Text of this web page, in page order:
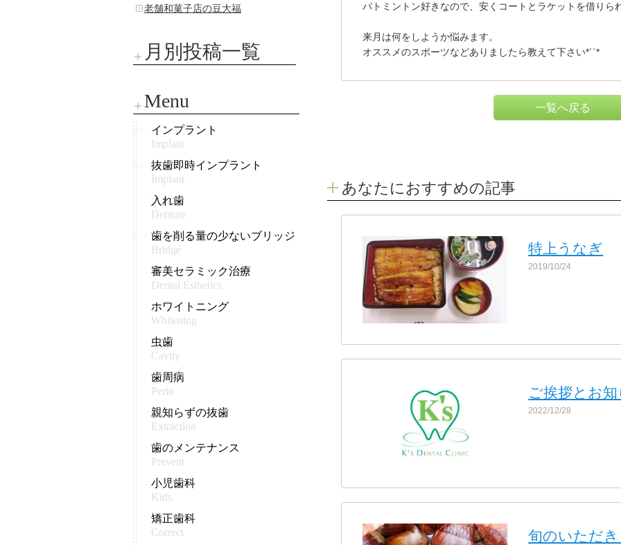
老舗和菓子店の豆大福
月別投稿一覧
Menu
インプラント
Implant
抜歯即時インプラント
Implant
入れ歯
Denture
歯を削る量の少ないブリッジ
Bridge
審美セラミック治療
Dental Esthetics
ホワイトニング
Whitening
虫歯
Cavity
歯周病
Perio
親知らずの抜歯
Extraction
歯のメンテナンス
Prevent
小児歯科
Kids
矯正歯科
Correct
バトミントン好きなので、安くコートとラケットを借り
来月は何をしようか悩みます。
オススメのスポーツなどありましたら教えて下さい*´`*
一覧へ戻る
あなたにおすすめの記事
特上うなぎ
2019/10/24
ご挨拶とお
2022/12/28
旬のいただ